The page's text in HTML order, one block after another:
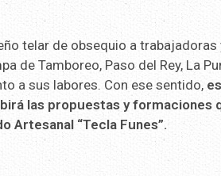
telar de obsequio a trabajadoras
de Tamboreo, Paso del Rey, La
a sus labores. Con ese sentido,
las propuestas y formaciones
Artesanal “Tecla Funes”.